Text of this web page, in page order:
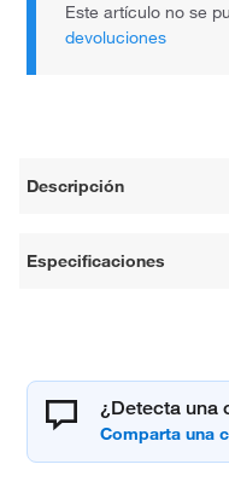
Este artículo no se
devoluciones
Descripción
Especificaciones
¿Detecta una